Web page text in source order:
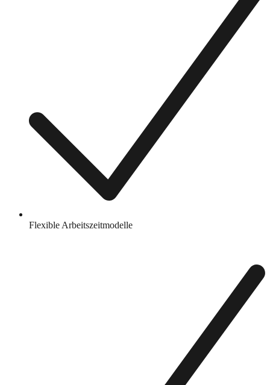
Flexible Arbeitszeitmodelle